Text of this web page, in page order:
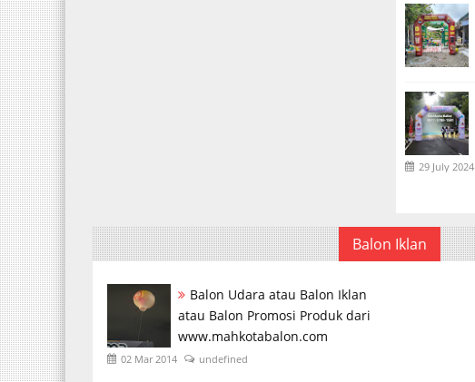
29 July 2024
Balon Iklan
Balon Udara atau Balon Iklan
atau Balon Promosi Produk dari
www.mahkotabalon.com
02 Mar 2014 undefined